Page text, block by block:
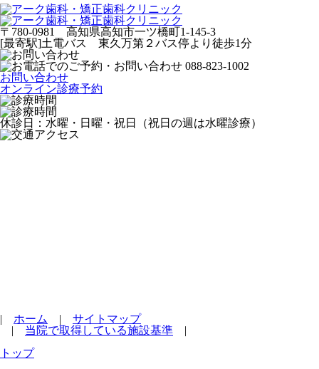
〒780-0981 高知県高知市一ツ橋町1-145-3
[最寄駅]土電バス 東久万第２バス停より徒歩1分
お問い合わせ
オンライン診療予約
休診日：水曜・日曜・祝日（祝日の週は水曜診療）
| ホーム | サイトマップ
| 当院で取得している施設基準 |
トップ